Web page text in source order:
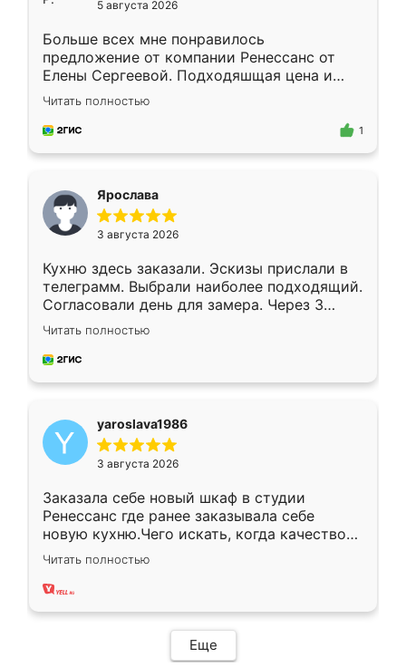
5 августа 2026
Больше всех мне понравилось
предложение от компании Ренессанс от
Елены Сергеевой. Подходяшщая цена и
короткие сроки изготовления. Приехавший
для замера сотрудник Владислав
предложил по моему эскизу самый
Читать полностью
1
Ярослава
3 августа 2026
Кухню здесь заказали. Эскизы прислали в
телеграмм. Выбрали наиболее подходящий.
Согласовали день для замера. Через 3
недели кухня была уже готова. Остались
довольны работой. Спасибо Ренессанс
мебель за качественную работу!
Читать полностью
yaroslava1986
3 августа 2026
Заказала себе новый шкаф в студии
Ренессанс где ранее заказывала себе
новую кухню.Чего искать, когда качеством
вполне довольна. Служит кухня уже почти
два года, нареканий нет.
Читать полностью
Еще